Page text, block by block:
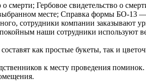
Гербовое свидетельство о
месте; Справка формы БО-13
сотрудники компании заказывают
наши сотрудники используют
как простые букеты, так и
к месту проведения поминок.